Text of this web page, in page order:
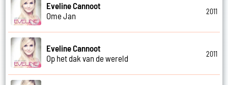
Eveline Cannoot
Ome Jan
2011
Eveline Cannoot
Op het dak van de wereld
2011